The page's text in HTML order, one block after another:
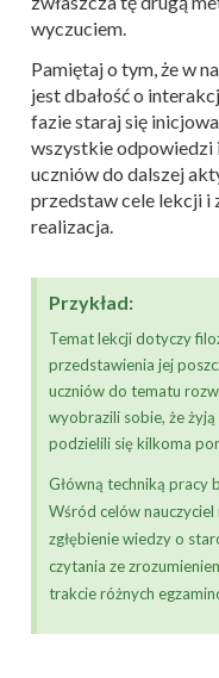
wyczuciem.
Pamiętaj o tym, że w
jest dbałość o
fazie staraj się
wszystkie odpowiedzi
uczniów do dalszej
przedstaw cele lekcji i
realizacja.
Przykład:
Temat lekcji dotyczy
przedstawienia jej
uczniów do tematu
wyobrazili sobie, że
podzielili się kilkoma
Główną techniką pracy
Wśród celów
zgłębienie wiedzy o
czytania ze
trakcie różnych